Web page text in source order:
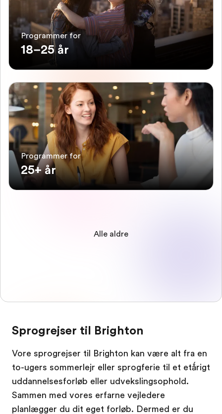
Programmer for
18–25 år
Programmer for
25+ år
Alle aldre
Sprogrejser til Brighton
Vore sprogrejser til Brighton kan være alt fra en
to-ugers sommerlejr eller sprogferie til et etǻrigt
uddannelsesforløb eller udvekslingsophold.
Sammen med vores erfarne vejledere
planlægger du dit eget forløb. Dermed er du